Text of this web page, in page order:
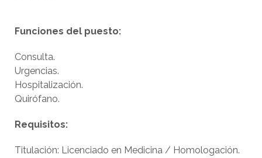
Funciones del puesto:
Consulta.
Urgencias.
Hospitalización.
Quirófano.
Requisitos:
Titulación: Licenciado en Medicina / Homologación.